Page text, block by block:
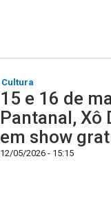
Cultura
15 e 16 de
Pantanal, Xô
em show
12/05/2026 - 15:15